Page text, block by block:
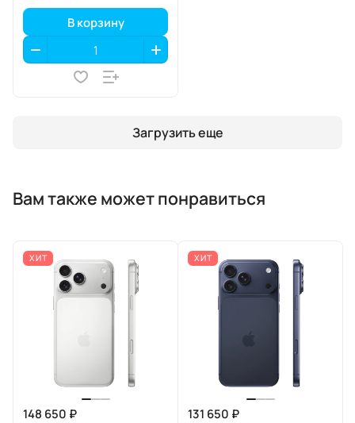
В корзину
Загрузить еще
Вам также может понравиться
ХИТ
148 650 ₽
ХИТ
131 650 ₽